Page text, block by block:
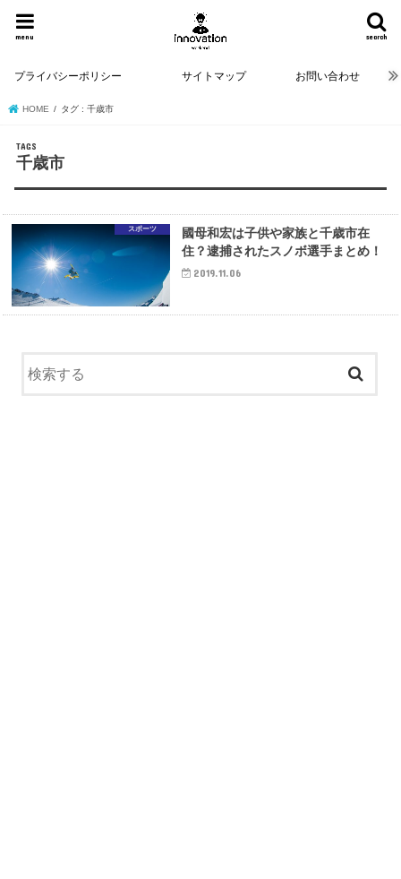
search
menu
プライバシーポリシー サイトマップ お問い合わせ
HOME タグ : 千歳市
千歳市
スポーツ
國母和宏は子供や家族と千歳市在
住？逮捕されたスノボ選手まとめ！
2019.11.06